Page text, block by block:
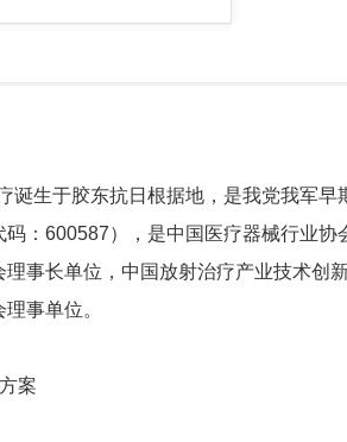
生于胶东抗日根据地，是我党我军早
：600587），是中国医疗器械行业
事长单位，中国放射治疗产业技术创
事单位。
案